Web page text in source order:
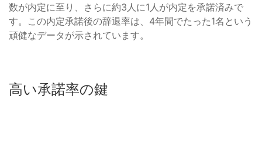
数が内定に至り、さらに約3人に1人が内定を承諾済みで
す。この内定承諾後の辞退率は、4年間でたった1名という
頑健なデータが示されています。
高い承諾率の鍵